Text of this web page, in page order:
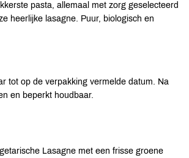
pasta, allemaal met zorg geselecteerd
heerlijke lasagne. Puur, biologisch en
tot op de verpakking vermelde datum. Na
en beperkt houdbaar.
Lasagne met een frisse groene